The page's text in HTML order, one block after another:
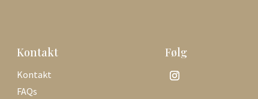
Kontakt
Kontakt
FAQs
Følg